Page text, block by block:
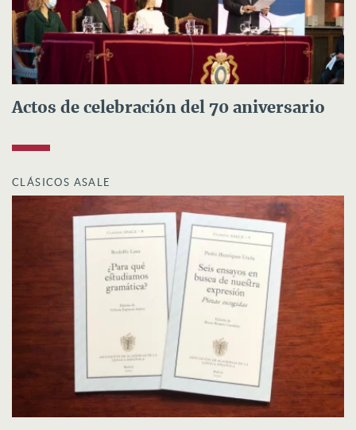
Actos de celebración del 70 aniversario
CLÁSICOS ASALE